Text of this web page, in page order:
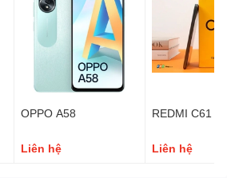
OPPO A58
Liên hệ
REDMI C61
Liên hệ